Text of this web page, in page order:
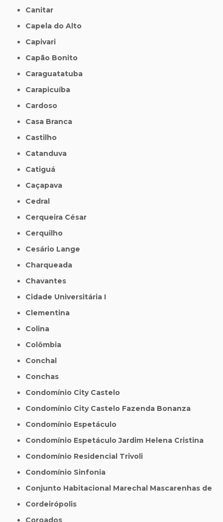
Canitar
Capela do Alto
Capivari
Capão Bonito
Caraguatatuba
Carapicuíba
Cardoso
Casa Branca
Castilho
Catanduva
Catiguá
Caçapava
Cedral
Cerqueira César
Cerquilho
Cesário Lange
Charqueada
Chavantes
Cidade Universitária I
Clementina
Colina
Colômbia
Conchal
Conchas
Condomínio City Castelo
Condomínio City Castelo Fazenda Bonanza
Condomínio Espetáculo
Condomínio Espetáculo Jardim Helena Cristina
Condomínio Residencial Trivoli
Condomínio Sinfonia
Conjunto Habitacional Marechal Mascarenhas de
Cordeirópolis
Coroados